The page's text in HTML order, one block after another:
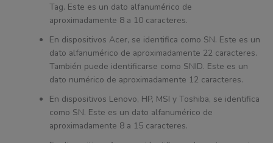
Tag. Este es un dato alfanumérico de
aproximadamente 8 a 10 caracteres.
En dispositivos Acer, se identifica como SN. Este es un
dato alfanumérico de aproximadamente 22 caracteres.
También puede identificarse como SNID. Este es un
dato numérico de aproximadamente 12 caracteres.
En dispositivos Lenovo, HP, MSI y Toshiba, se identifica
como SN. Este es un dato alfanumérico de
aproximadamente 8 a 15 caracteres.